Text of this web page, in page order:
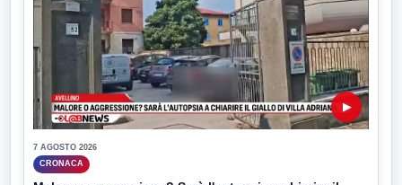
▶
7 AGOSTO 2026
CRONACA